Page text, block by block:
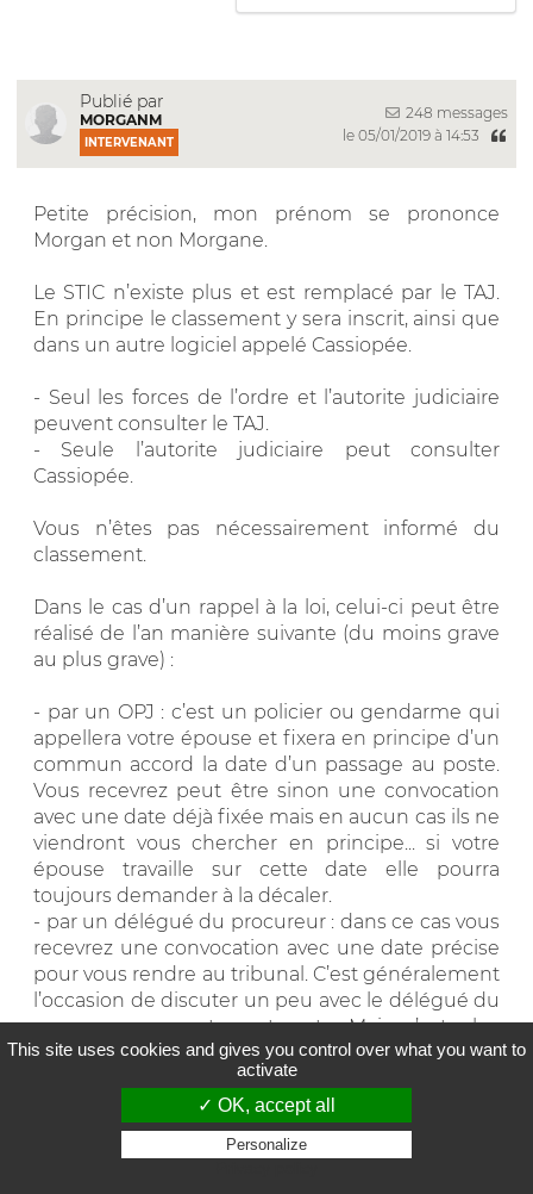
Publié par
MORGANM
INTERVENANT
248 messages
le 05/01/2019 à 14:53
Petite précision, mon prénom se prononce
Morgan et non Morgane.
Le STIC n’existe plus et est remplacé par le TAJ.
En principe le classement y sera inscrit, ainsi que
dans un autre logiciel appelé Cassiopée.
- Seul les forces de l’ordre et l’autorite judiciaire
peuvent consulter le TAJ.
- Seule l’autorite judiciaire peut consulter
Cassiopée.
Vous n’êtes pas nécessairement informé du
classement.
Dans le cas d’un rappel à la loi, celui-ci peut être
réalisé de l’an manière suivante (du moins grave
au plus grave) :
- par un OPJ : c’est un policier ou gendarme qui
appellera votre épouse et fixera en principe d’un
commun accord la date d’un passage au poste.
Vous recevrez peut être sinon une convocation
avec une date déjà fixée mais en aucun cas ils ne
viendront vous chercher en principe... si votre
épouse travaille sur cette date elle pourra
toujours demander à la décaler.
- par un délégué du procureur : dans ce cas vous
recevrez une convocation avec une date précise
pour vous rendre au tribunal. C’est généralement
l’occasion de discuter un peu avec le délégué du
procureur, sur votre acte, etc. Mais c’est plus
solennel que le RAL par OPJ puisque vous vous
Cette réponse a été utile
This site uses cookies and gives you control over what you want to
activate
✓ OK, accept all
Personalize